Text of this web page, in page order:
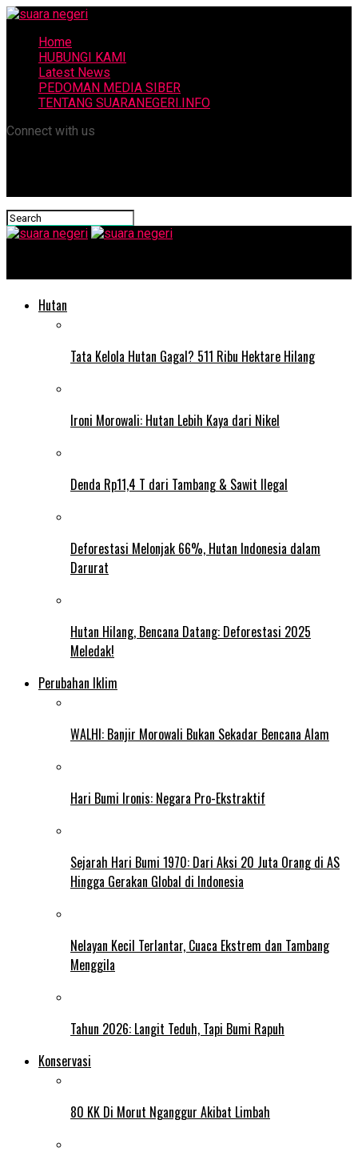
Home
HUBUNGI KAMI
Latest News
PEDOMAN MEDIA SIBER
TENTANG SUARANEGERI.INFO
Connect with us
Hutan
Tata Kelola Hutan Gagal? 511 Ribu Hektare Hilang
Ironi Morowali: Hutan Lebih Kaya dari Nikel
Denda Rp11,4 T dari Tambang & Sawit Ilegal
Deforestasi Melonjak 66%, Hutan Indonesia dalam
Darurat
Hutan Hilang, Bencana Datang: Deforestasi 2025
Meledak!
Perubahan Iklim
WALHI: Banjir Morowali Bukan Sekadar Bencana Alam
Hari Bumi Ironis: Negara Pro-Ekstraktif
Sejarah Hari Bumi 1970: Dari Aksi 20 Juta Orang di AS
Hingga Gerakan Global di Indonesia
Nelayan Kecil Terlantar, Cuaca Ekstrem dan Tambang
Menggila
Tahun 2026: Langit Teduh, Tapi Bumi Rapuh
Konservasi
80 KK Di Morut Nganggur Akibat Limbah